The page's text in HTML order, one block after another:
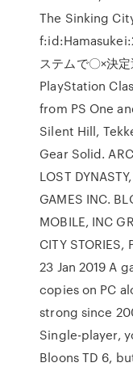
The Sinking
ステムで〇×決
PlayStation
from PS One
Silent Hill,
Gear Solid.
LOST
GAMES INC.
MOBILE, INC
CITY STORIES,
23 Jan 2019 A
copies on PC
strong since
Single-player,
Bloons TD 6,